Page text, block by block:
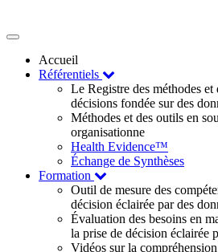
Toggle
navigationAccueil
Référentiels
Le Registre des méthodes
décisions fondée sur des
Méthodes et des outils en
organisationne
Health Evidence™
Échange de Synthèses
Formation
Outil de mesure des
décision éclairée par des
Évaluation des besoins en
la prise de décision éclairée
Vidéos sur la